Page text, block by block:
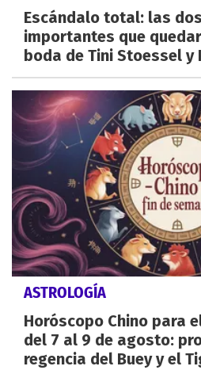
Escándalo total: las
importantes que
boda de Tini Stoessel y
ASTROLOGÍA
Horóscopo Chino para
del 7 al 9 de agosto:
regencia del Buey y el